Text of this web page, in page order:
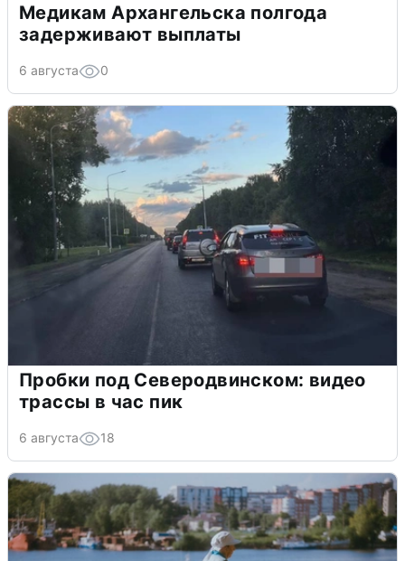
Медикам Архангельска полгода
задерживают выплаты
6 августа 0
Пробки под Северодвинском: видео
трассы в час пик
6 августа 18